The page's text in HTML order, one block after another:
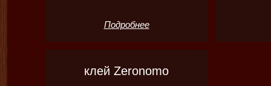
Подробнее
клей Zeronomo